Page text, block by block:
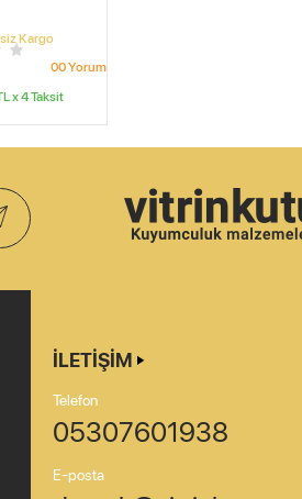
Kargo
00Yorum
x4Taksit
İLETIŞIM
Telefon
05307601938
E-posta